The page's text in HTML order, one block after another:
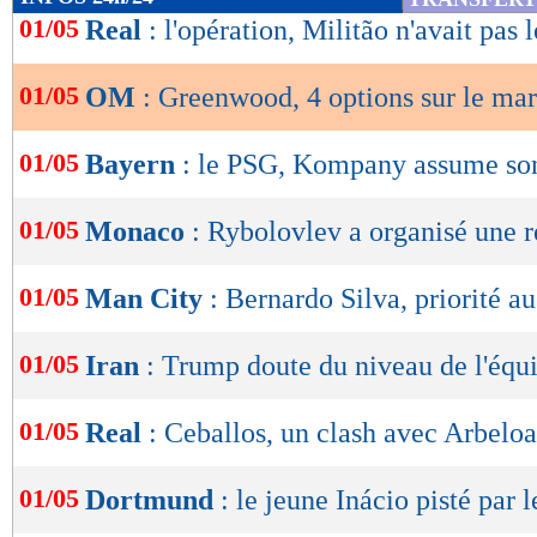
de
OK
01/05 Real : l'opération, Militão n'avait pas
01/05 OM : Greenwood, 4 options sur le
01/05 Bayern : le PSG, Kompany assume
01/05 Monaco : Rybolovlev a organisé une
01/05 Man City : Bernardo Silva, priorité
01/05 Iran : Trump doute du niveau de
01/05 Real : Ceballos, un clash avec
01/05 Dortmund : le jeune Inácio pisté par